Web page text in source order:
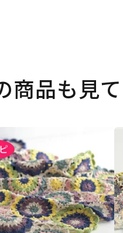
商品も見